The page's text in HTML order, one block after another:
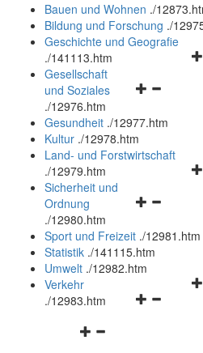
Bauen und Wohnen ./
Bildung und Forschung ./
Geschichte und Geografie
./141113.htm
und
schließen
Gesellschaft
und Soziales
./12976.htm
Gesundheit ./12977.htm
Kultur ./12978.htm
Land- und Forstwirtschaft
./12979.htm
und
schließen
Sicherheit und
Ordnung
./12980.htm
Sport und Freizeit ./12981.htm
Statistik ./141115.htm
Umwelt ./12982.htm
Verkehr
./12983.htm
Navigationsmenü